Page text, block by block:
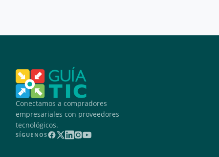
Conectamos a compradores
empresariales con proveedores
tecnológicos.
SÍGUENOS